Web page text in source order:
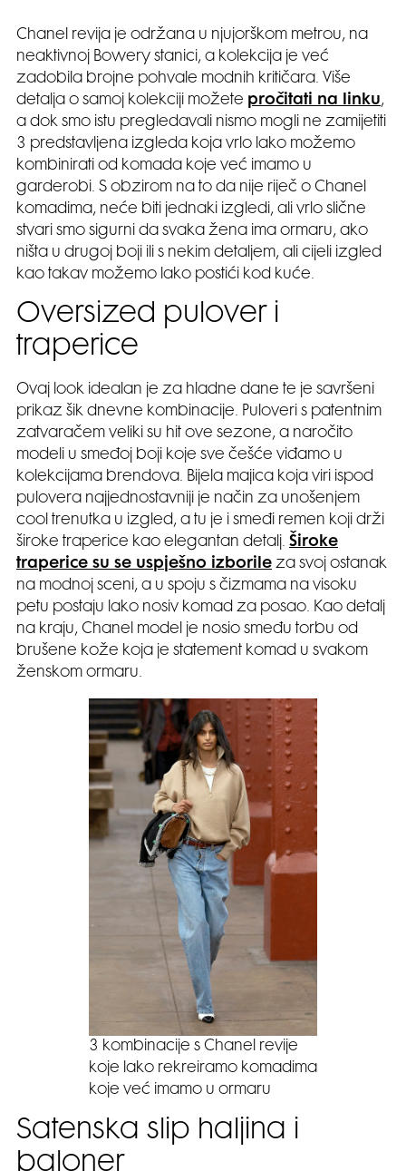
Chanel revija je održana u njujorškom metrou, na
neaktivnoj Bowery stanici, a kolekcija je već
zadobila brojne pohvale modnih kritičara. Više
detalja o samoj kolekciji možete pročitati na linku,
a dok smo istu pregledavali nismo mogli ne zamijetiti
3 predstavljena izgleda koja vrlo lako možemo
kombinirati od komada koje već imamo u
garderobi. S obzirom na to da nije riječ o Chanel
komadima, neće biti jednaki izgledi, ali vrlo slične
stvari smo sigurni da svaka žena ima ormaru, ako
ništa u drugoj boji ili s nekim detaljem, ali cijeli izgled
kao takav možemo lako postići kod kuće.
Oversized pulover i
traperice
Ovaj look idealan je za hladne dane te je savršeni
prikaz šik dnevne kombinacije. Puloveri s patentnim
zatvaračem veliki su hit ove sezone, a naročito
modeli u smeđoj boji koje sve češće viđamo u
kolekcijama brendova. Bijela majica koja viri ispod
pulovera najjednostavniji je način za unošenjem
cool trenutka u izgled, a tu je i smeđi remen koji drži
široke traperice kao elegantan detalj. Široke
traperice su se uspješno izborile za svoj ostanak
na modnoj sceni, a u spoju s čizmama na visoku
petu postaju lako nosiv komad za posao. Kao detalj
na kraju, Chanel model je nosio smeđu torbu od
brušene kože koja je statement komad u svakom
ženskom ormaru.
3 kombinacije s Chanel revije
koje lako rekreiramo komadima
koje već imamo u ormaru
Satenska slip haljina i
baloner